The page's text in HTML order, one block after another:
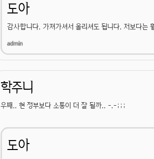
도아
감사합니다. 가져가셔서 올리셔도 됩니다. 저보다는
학주니
우째.. 현 정부보다 소통이 더 잘 될까.. -.-;;;
도아